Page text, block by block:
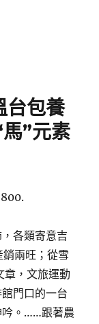
台包養
”元素
各類寄意吉
兩旺；從雪
章，文旅運動
門口的一台
吟。……跟著農